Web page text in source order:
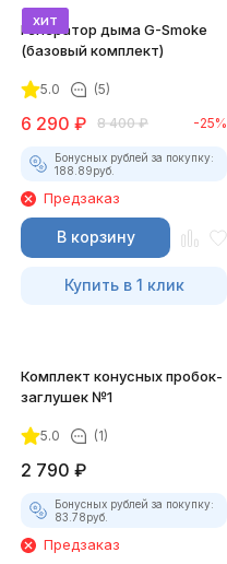
хит
Генератор дыма G-Smoke
(базовый комплект)
5.0 (5)
6 290 ₽ 8 400 ₽ -25%
Бонусных рублей за покупку:
188.89руб.
Предзаказ
В корзину
Купить в 1 клик
Комплект конусных пробок-
заглушек №1
5.0 (1)
2 790 ₽
Бонусных рублей за покупку:
83.78руб.
Предзаказ